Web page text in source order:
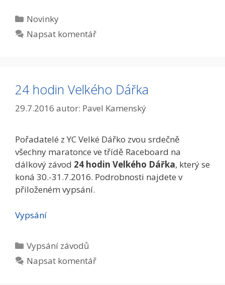
Rubriky
Novinky
Napsat komentář
24 hodin Velkého Dářka
29.7.2016 autor: Pavel Kamenský
Pořadatelé z YC Velké Dářko zvou srdečně
všechny maratonce ve třídě Raceboard na
dálkový závod 24 hodin Velkého Dářka, který se
koná 30.-31.7.2016. Podrobnosti najdete v
přiloženém vypsání.
Vypsání
Rubriky
Vypsání­ závodů
Napsat komentář